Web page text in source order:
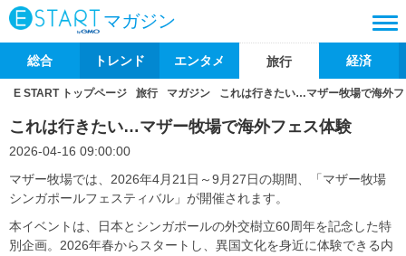
マガジン
総合 トレンド エンタメ 旅行 経済
E START トップページ 旅行 マガジン これは行きたい…マザー牧場で海外
これは行きたい…マザー牧場で海外フェス体験
2026-04-16 09:00:00
マザー牧場では、2026年4月21日～9月27日の期間、「マザー牧場
シンガポールフェスティバル」が開催されます。
本イベントは、日本とシンガポールの外交樹立60周年を記念した特
別企画。2026年春からスタートし、異国文化を身近に体験できる内